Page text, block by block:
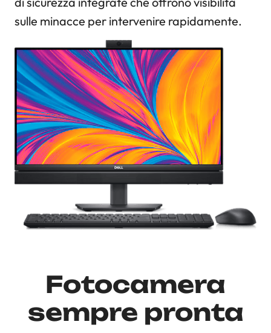
sulle minacce per intervenire rapidamente.
Fotocamera
sempre pronta